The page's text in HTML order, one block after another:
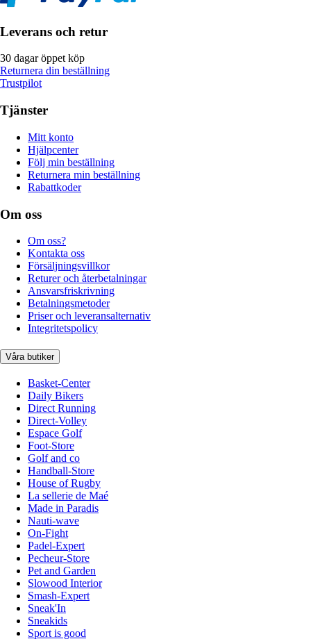
Leverans och retur
30 dagar öppet köp
Returnera din beställning
Trustpilot
Tjänster
Mitt konto
Hjälpcenter
Följ min beställning
Returnera min beställning
Rabattkoder
Om oss
Om oss?
Kontakta oss
Försäljningsvillkor
Returer och återbetalningar
Ansvarsfriskrivning
Betalningsmetoder
Priser och leveransalternativ
Integritetspolicy
Våra butiker
Basket-Center
Daily Bikers
Direct Running
Direct-Volley
Espace Golf
Foot-Store
Golf and co
Handball-Store
House of Rugby
La sellerie de Maé
Made in Paradis
Nauti-wave
On-Fight
Padel-Expert
Pecheur-Store
Pet and Garden
Slowood Interior
Smash-Expert
Sneak'In
Sneakids
Sport is good